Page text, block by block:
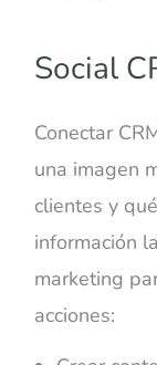
Social
Conectar
una imagen
clientes y
información
marketing
acciones: